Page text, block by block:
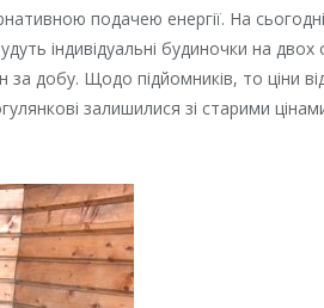
подачею енергії. На
індивідуальні будиночки на двох
за добу. Щодо підйомників, то ціни
залишилися зі старими